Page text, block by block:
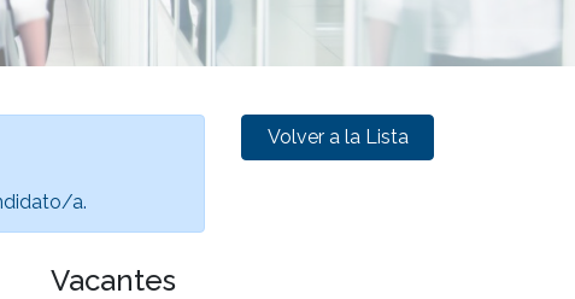
a.
Vacantes
Volver a la Lista